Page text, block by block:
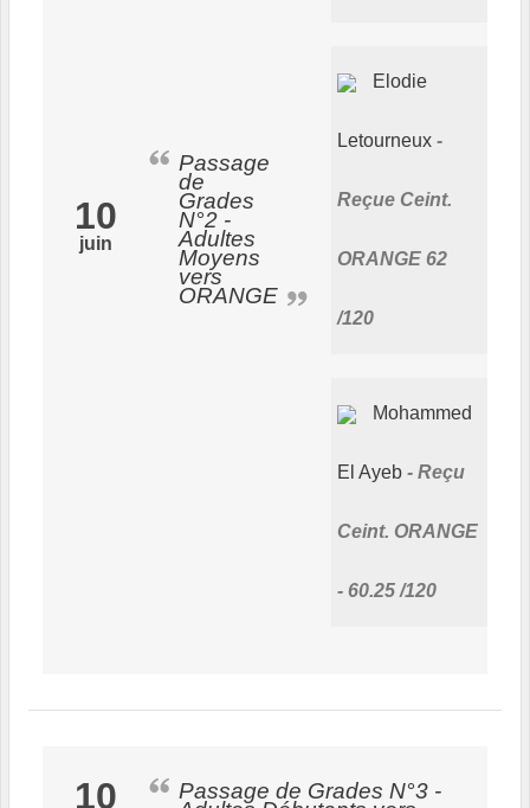
10
juin
Passage
de
Grades
N°2 -
Adultes
Moyens
vers
ORANGE
Elodie
Letourneux
Reçue Ceint.
ORANGE 62
/120
Mohammed
El Ayeb Reçu
Ceint. ORANGE
- 60.25 /120
10 Passage de Grades N°3 -